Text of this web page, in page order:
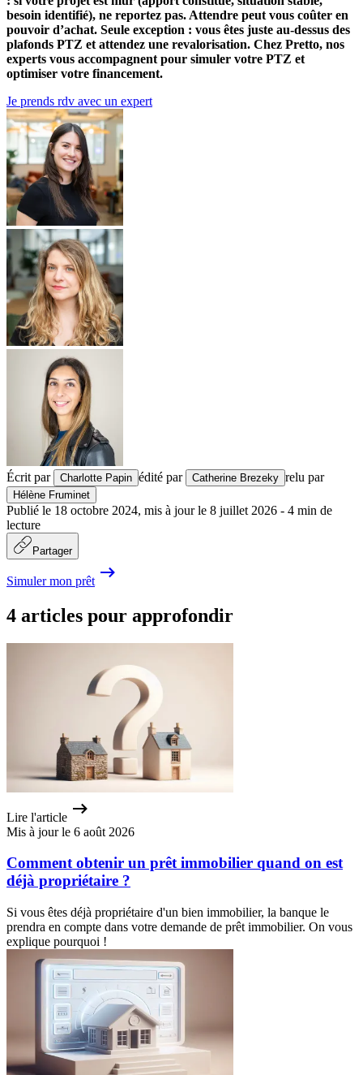
besoin identifié), ne reportez pas. Attendre peut vous coûter en
pouvoir d’achat. Seule exception : vous êtes juste au-dessus des
plafonds PTZ et attendez une revalorisation. Chez Pretto, nos
experts vous accompagnent pour simuler votre PTZ et
optimiser votre financement.
Je prends rdv avec un expert
Écrit par Charlotte Papin édité par Catherine Brezeky relu par
Hélène Fruminet
Publié le 18 octobre 2024, mis à jour le 8 juillet 2026 - 4 min de
lecture
Partager
Simuler mon prêt
4 articles pour approfondir
Lire l'article
Mis à jour le 6 août 2026
Comment obtenir un prêt immobilier quand on est
déjà propriétaire ?
Si vous êtes déjà propriétaire d'un bien immobilier, la banque le
prendra en compte dans votre demande de prêt immobilier. On vous
explique pourquoi !